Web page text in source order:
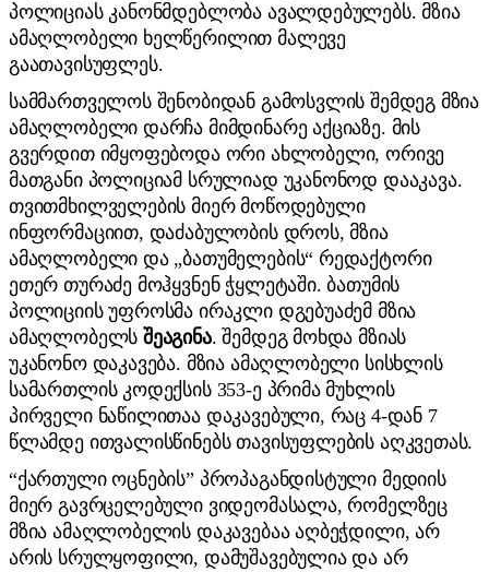
პოლიციას კანონმდებლობა ავალდებულებს. მზია
ამაღლობელი ხელწერილით მალევე
გაათავისუფლეს.
სამმართველოს შენობიდან გამოსვლის შემდეგ მზია
ამაღლობელი დარჩა მიმდინარე აქციაზე. მის
გვერდით იმყოფებოდა ორი ახლობელი, ორივე
მათგანი პოლიციამ სრულიად უკანონოდ დააკავა.
თვითმხილველების მიერ მოწოდებული
ინფორმაციით, დაძაბულობის დროს, მზია
ამაღლობელი და „ბათუმელების“ რედაქტორი
ეთერ თურაძე მოჰყვნენ ჭყლეტაში. ბათუმის
პოლიციის უფროსმა ირაკლი დგებუაძემ მზია
ამაღლობელსშეაგინა. შემდეგ მოხდა მზიას
უკანონო დაკავება. მზია ამაღლობელი სისხლის
სამართლის კოდექსის 353-ე პრიმა მუხლის
პირველი ნაწილითაა დაკავებული, რაც 4-დან 7
წლამდე ითვალისწინებს თავისუფლების აღკვეთას.
“ქართული ოცნების” პროპაგანდისტული მედიის
მიერ გავრცელებული ვიდეომასალა, რომელზეც
მზია ამაღლობელის დაკავებაა აღბეჭდილი, არ
არის სრულყოფილი, დამუშავებულია და არ